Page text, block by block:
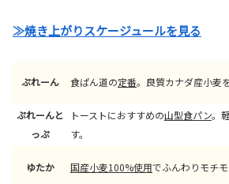
≫焼き上がりスケージュールを見る
ぷれーん 食ぱん道の定番。良質カナダ産小麦
ぷれーんと
っぷ
トーストにおすすめの山型食パン。
す。
ゆたか 国産小麦100%使用でふんわりモチモ